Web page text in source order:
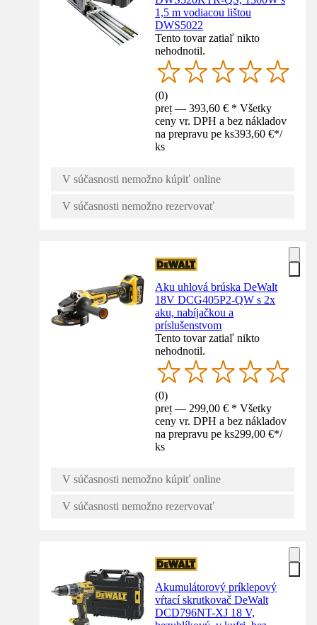
1,5 m vodiacou lištou
DWS5022
Tento tovar zatiaľ nikto
nehodnotil.
(0)
preț — 393,60 € * Všetky
ceny vr. DPH a bez nákladov
na prepravu pe ks393,60 €*/
ks
V súčasnosti nemožno kúpiť online
V súčasnosti nemožno rezervovať
Aku uhlová brúska DeWalt
18V DCG405P2-QW s 2x
aku, nabíjačkou a
príslušenstvom
Tento tovar zatiaľ nikto
nehodnotil.
(0)
preț — 299,00 € * Všetky
ceny vr. DPH a bez nákladov
na prepravu pe ks299,00 €*/
ks
V súčasnosti nemožno kúpiť online
V súčasnosti nemožno rezervovať
Akumulátorový príklepový
vŕtací skrutkovač DeWalt
DCD796NT-XJ 18 V,